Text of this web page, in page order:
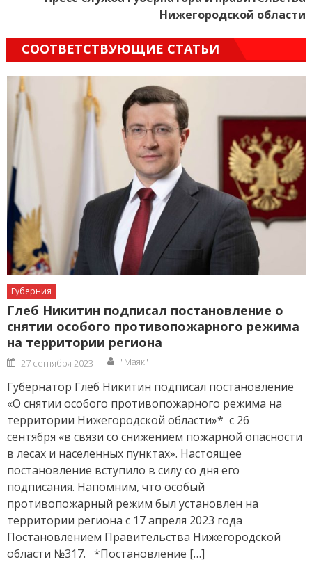
Нижегородской области
СООТВЕТСТВУЮЩИЕ СТАТЬИ
Губерния
Глеб Никитин подписал постановление о
снятии особого противопожарного режима
на территории региона
Posted
on
27 сентября 2023 Author
"Маяк"
Губернатор Глеб Никитин подписал постановление
«О снятии особого противопожарного режима на
территории Нижегородской области»* с 26
сентября «в связи со снижением пожарной опасности
в лесах и населенных пунктах». Настоящее
постановление вступило в силу со дня его
подписания. Напомним, что особый
противопожарный режим был установлен на
территории региона с 17 апреля 2023 года
Постановлением Правительства Нижегородской
области №317. *Постановление […]